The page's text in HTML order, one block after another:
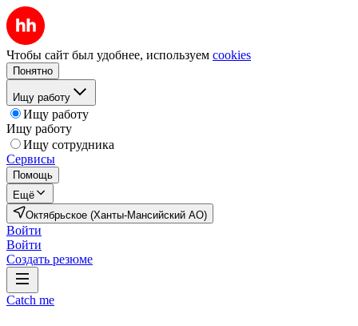
Чтобы сайт был удобнее, используем cookies
Понятно
Ищу работу
Ищу работу
Ищу работу
Ищу сотрудника
Сервисы
Помощь
Ещё
Октябрьское (Ханты-Мансийский АО)
Войти
Войти
Создать резюме
Catch me